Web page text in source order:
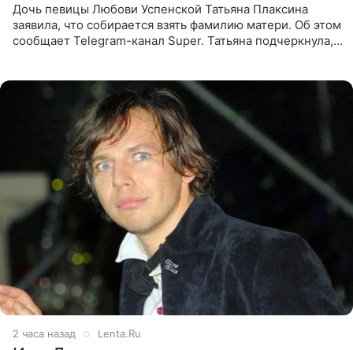
Дочь певицы Любови Успенской Татьяна Плаксина
заявила, что собирается взять фамилию матери. Об этом
сообщает Telegram-канал Super. Татьяна подчеркнула,
2 часа назад Lenta.Ru